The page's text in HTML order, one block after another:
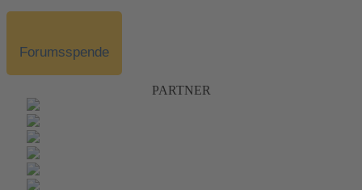
Forumsspende
PARTNER